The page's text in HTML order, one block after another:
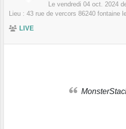
Le vendredi 04 oct. 2024
Lieu : 43 rue de vercors 86240 fontaine
LIVE